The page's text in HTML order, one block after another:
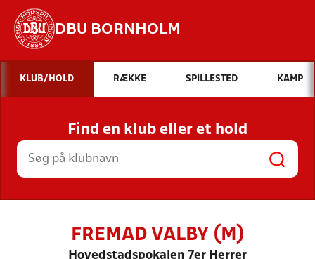
DBU BORNHOLM
Hvad vil du søge efter?
INDHOLD OG NYHEDER
STILLINGER, RESULTATER, KLUBBER OG
HOLD
KLUB/HOLD RÆKKE SPILLESTED KAMP
Find en klub eller et hold
FREMAD VALBY (M)
Hovedstadspokalen 7er Herrer